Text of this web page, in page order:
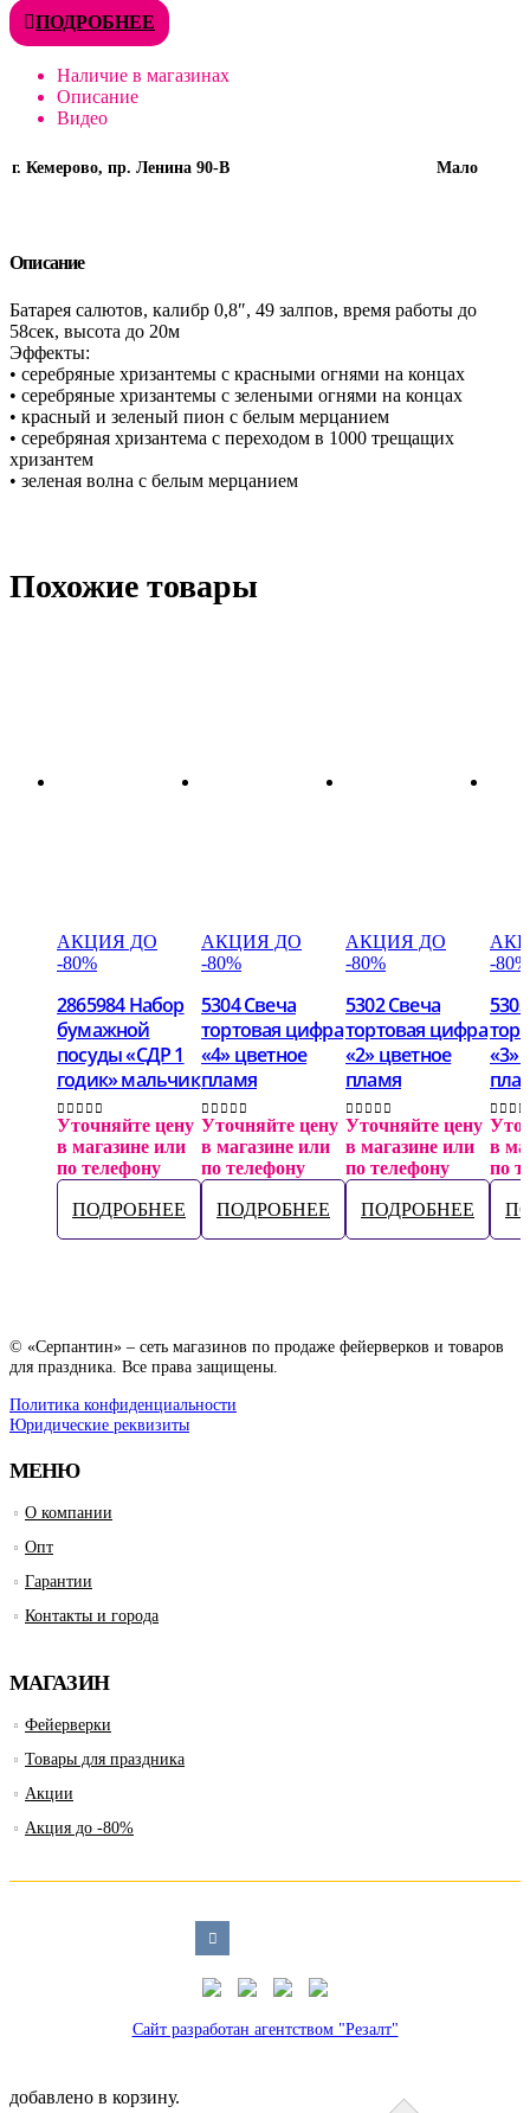
ПОДРОБНЕЕ
Наличие в магазинах
Описание
Видео
г. Кемерово, пр. Ленина 90-В Мало
Описание
Батарея салютов, калибр 0,8″, 49 залпов, время работы до
58сек, высота до 20м
Эффекты:
• серебряные хризантемы с красными огнями на концах
• серебряные хризантемы с зелеными огнями на концах
• красный и зеленый пион с белым мерцанием
• серебряная хризантема с переходом в 1000 трещащих
хризантем
• зеленая волна с белым мерцанием
Похожие товары
АКЦИЯ ДО
-80%
2865984 Набор
бумажной
посуды «СДР 1
годик» мальчик
0out of 5
Уточняйте цену
в магазине или
по телефону
ПОДРОБНЕЕ
АКЦИЯ ДО
-80%
5304 Свеча
тортовая цифра
«4» цветное
пламя
0out of 5
Уточняйте цену
в магазине или
по телефону
ПОДРОБНЕЕ
АКЦИЯ ДО
-80%
5302 Свеча
тортовая цифра
«2» цветное
пламя
0out of 5
Уточняйте цену
в магазине или
по телефону
ПОДРОБНЕЕ
-80%
«3»
0out
в
по
© «Серпантин» – сеть магазинов по продаже фейерверков и товаров
для праздника. Все права защищены.
Политика конфиденциальности
Юридические реквизиты
МЕНЮ
О компании
Опт
Гарантии
Контакты и города
МАГАЗИН
Фейерверки
Товары для праздника
Акции
Акция до -80%
Сайт разработан агентством "Резалт"
добавлено в корзину.